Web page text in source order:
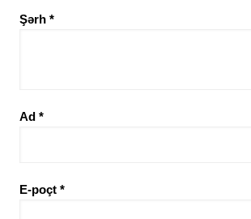
Şərh *
Ad *
E-poçt *